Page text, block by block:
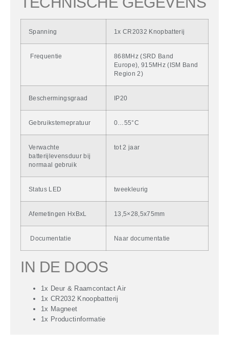
Spanning 1x CR2032 Knopbatterij
Frequentie
868MHz (SRD Band
Europe), 915MHz (ISM Band
Region 2)
Beschermingsgraad IP20
Gebruikstemepratuur 0…55°C
Verwachte
batterijlevensduur bij
normaal gebruik
tot 2 jaar
Status LED tweekleurig
Afemetingen HxBxL 13,5×28,5x75mm
Documentatie Naar documentatie
IN DE DOOS
1x Deur & Raamcontact Air
1x CR2032 Knoopbatterij
1x Magneet
1x Productinformatie